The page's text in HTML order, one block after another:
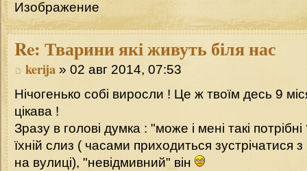
Re: Тварини які живуть біля нас
kerija » 02 авг 2014, 07:53
Нічогенько собі виросли ! Це ж твоїм десь 9
цікава !
Зразу в голові думка : "може і мені такі
їхній слиз ( часами приходиться зустрічатися
на вулиці), "невідмивний" він